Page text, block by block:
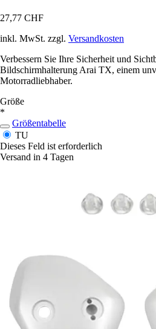
27,77 CHF
inkl. MwSt. zzgl. Versandkosten
Verbessern Sie Ihre Sicherheit und
Bildschirmhalterung Arai TX, einem
Motorradliebhaber.
Größe
*
Größentabelle
TU
Dieses Feld ist erforderlich
Versand in 4 Tagen